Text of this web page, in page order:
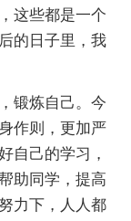
这些都是一个
的日子里，我
锻炼自己。今
作则，更加严
自己的学习，
助同学，提高
力下，人人都